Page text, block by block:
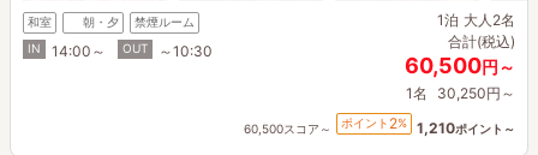
和室 朝・夕
禁煙ルーム
IN
14:00～ OUT ～10:30
1泊 大人2名
合計(税込)
60,500円～
1名 30,250円～
60,500スコア～ ポイント 2% 1,210ポイント～